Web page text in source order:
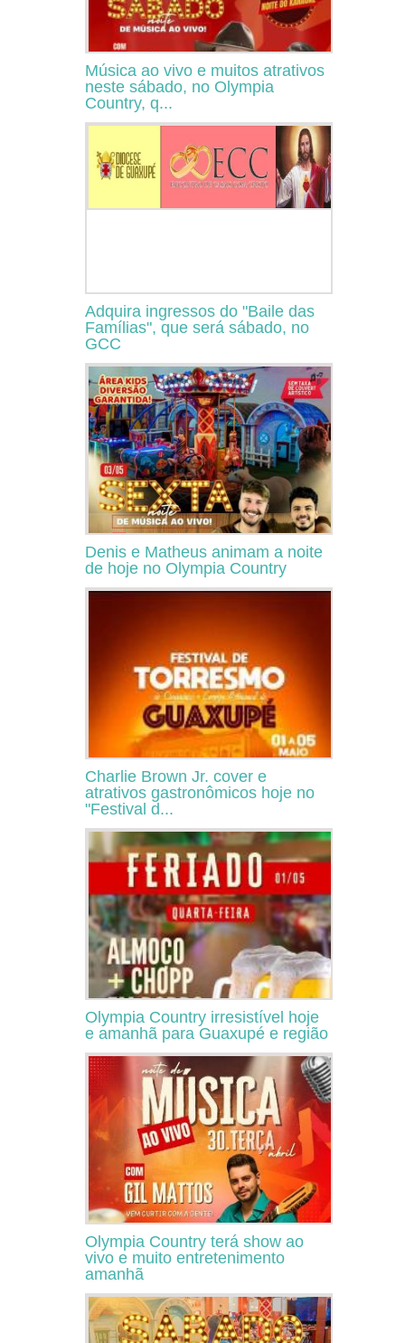
Música ao vivo e muitos atrativos
neste sábado, no Olympia
Country, q...
Adquira ingressos do "Baile das
Famílias", que será sábado, no
GCC
Denis e Matheus animam a noite
de hoje no Olympia Country
Charlie Brown Jr. cover e
atrativos gastronômicos hoje no
"Festival d...
Olympia Country irresistível hoje
e amanhã para Guaxupé e região
Olympia Country terá show ao
vivo e muito entretenimento
amanhã